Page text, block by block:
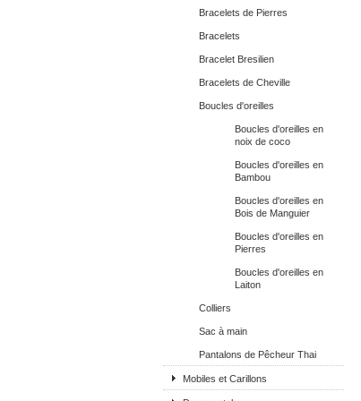
Bracelets de Pierres
Bracelets
Bracelet Bresilien
Bracelets de Cheville
Boucles d'oreilles
Boucles d'oreilles en
noix de coco
Boucles d'oreilles en
Bambou
Boucles d'oreilles en
Bois de Manguier
Boucles d'oreilles en
Pierres
Boucles d'oreilles en
Laiton
Colliers
Sac à main
Pantalons de Pêcheur Thai
Mobiles et Carillons